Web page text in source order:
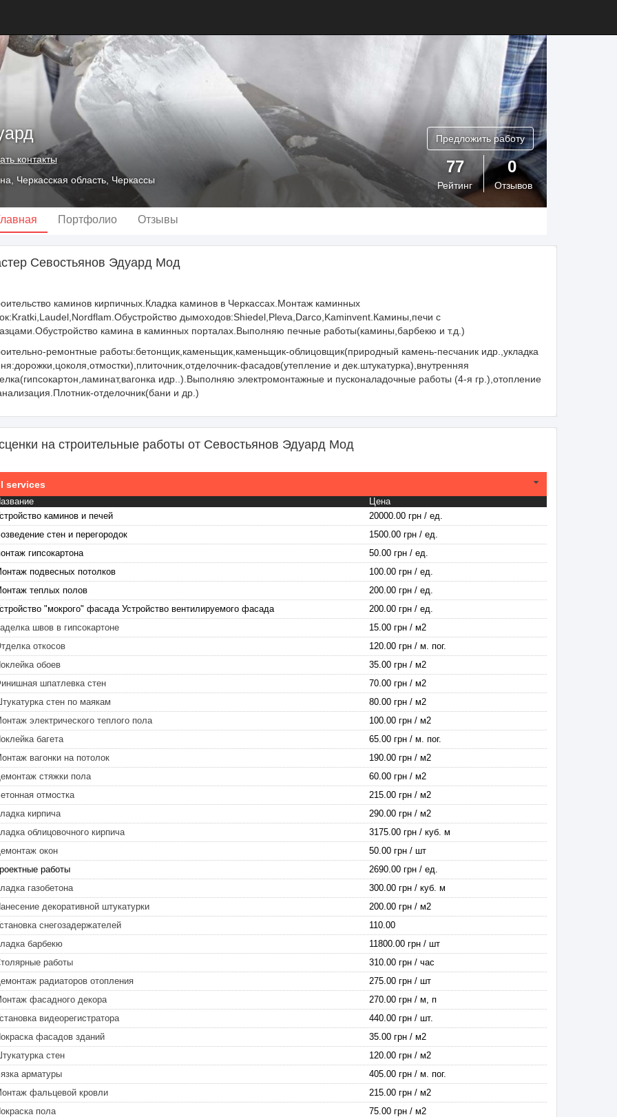
контакты
Черкасская область, Черкассы
Предложить работу
77
Рейтинг
0
Отзывов
Портфолио Отзывы
Севостьянов Эдуард Мод
каминов кирпичных.Кладка каминов в Черкассах.Монтаж каминных
дымоходов:Shiedel,Pleva,Darco,Kaminvent.Камины,печи с
камина в каминных порталах.Выполняю печные работы(камины,барбекю и т.д.)
ремонтные работы:бетонщик,каменьщик,каменьщик-облицовщик(природный камень-песчаник идр.,укладка
фасадов(утепление и дек.штукатурка),внутренняя
идр..).Выполняю электромонтажные и пусконаладочные работы (4-я гр.),отопление
отделочник(бани и др.)
на строительные работы от Севостьянов Эдуард Мод
services
Цена
каминов и печей
20000.00 грн / ед.
стен и перегородок
1500.00 грн / ед.
гипсокартона
50.00 грн / ед.
подвесных потолков
100.00 грн / ед.
теплых полов
200.00 грн / ед.
"мокрого" фасада Устройство вентилируемого фасада
200.00 грн / ед.
швов в гипсокартоне
15.00 грн / м2
откосов
120.00 грн / м. пог.
обоев
35.00 грн / м2
шпатлевка стен
70.00 грн / м2
стен по маякам
80.00 грн / м2
электрического теплого пола
100.00 грн / м2
багета
65.00 грн / м. пог.
вагонки на потолок
190.00 грн / м2
стяжки пола
60.00 грн / м2
отмостка
215.00 грн / м2
кирпича
290.00 грн / м2
облицовочного кирпича
3175.00 грн / куб. м
окон
50.00 грн / шт
работы
2690.00 грн / ед.
газобетона
300.00 грн / куб. м
декоративной штукатурки
200.00 грн / м2
снегозадержателей
110.00
барбекю
11800.00 грн / шт
работы
310.00 грн / час
радиаторов отопления
275.00 грн / шт
фасадного декора
270.00 грн / м, п
видеорегистратора
440.00 грн / шт.
фасадов зданий
35.00 грн / м2
стен
120.00 грн / м2
арматуры
405.00 грн / м. пог.
фальцевой кровли
215.00 грн / м2
пола
75.00 грн / м2